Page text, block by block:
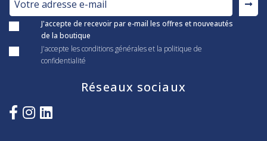
J'accepte de recevoir par e-mail les offres et nouveautés
de la boutique
J'accepte les conditions générales et la politique de
confidentialité
Réseaux sociaux